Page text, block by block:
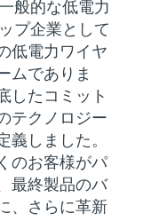
般的な低電力
プ企業として
低電力ワイヤ
ムでありま
したコミット
テクノロジー
義しました。
のお客様がパ
最終製品のバ
、さらに革新